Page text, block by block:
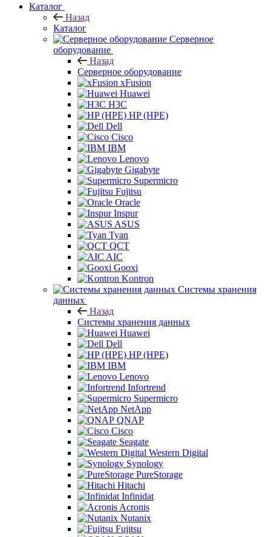
Каталог
Назад
Каталог
Серверное
оборудование
Назад
Серверное оборудование
xFusion
Huawei
H3C
HP (HPE)
Dell
Cisco
IBM
Lenovo
Gigabyte
Supermicro
Fujitsu
Oracle
Inspur
ASUS
Tyan
QCT
AIC
Gooxi
Kontron
Системы хранения
данных
Назад
Системы хранения данных
Huawei
Dell
HP (HPE)
IBM
Lenovo
Infortrend
Supermicro
NetApp
QNAP
Cisco
Seagate
Western Digital
Synology
PureStorage
Hitachi
Infinidat
Acronis
Nutanix
Fujitsu